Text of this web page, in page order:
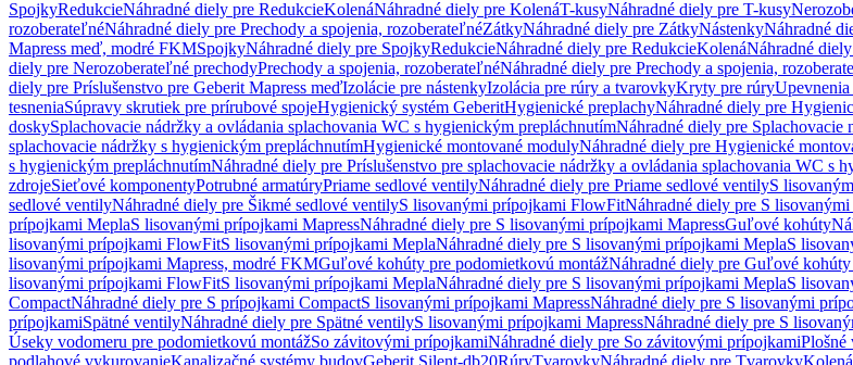
SpojkyRedukcieNáhradné diely pre RedukcieKolenáNáhradné diely pre KolenáT-kusyNáhradné diely pre T-kusy
rozoberateľnéNáhradné diely pre Prechody a spojenia, rozoberateľnéZátkyNáhradné diely pre ZátkyNástenkyNáhradné
Mapress meď, modré FKMSpojkyNáhradné diely pre SpojkyRedukcieNáhradné diely pre RedukcieKolenáNáhradné
diely pre Nerozoberateľné prechodyPrechody a spojenia, rozoberateľnéNáhradné diely pre Prechody a spojenia,
diely pre Príslušenstvo pre Geberit Mapress meďIzolácie pre nástenkyIzolácia pre rúry a tvarovkyKryty pre rúry
tesneniaSúpravy skrutiek pre prírubové spojeHygienický systém GeberitHygienické preplachyNáhradné diely pre
doskySplachovacie nádržky a ovládania splachovania WC s hygienickým prepláchnutímNáhradné diely pre
splachovacie nádržky s hygienickým prepláchnutímHygienické montované modulyNáhradné diely pre Hygienické
s hygienickým prepláchnutímNáhradné diely pre Príslušenstvo pre splachovacie nádržky a ovládania splachovania WC s
zdrojeSieťové komponentyPotrubné armatúryPriame sedlové ventilyNáhradné diely pre Priame sedlové ventilyS
sedlové ventilyNáhradné diely pre Šikmé sedlové ventilyS lisovanými prípojkami FlowFitNáhradné diely pre S
prípojkami MeplaS lisovanými prípojkami MapressNáhradné diely pre S lisovanými prípojkami MapressGuľové kohúty
lisovanými prípojkami FlowFitS lisovanými prípojkami MeplaNáhradné diely pre S lisovanými prípojkami MeplaS
lisovanými prípojkami Mapress, modré FKMGuľové kohúty pre podomietkovú montážNáhradné diely pre Guľové
lisovanými prípojkami FlowFitS lisovanými prípojkami MeplaNáhradné diely pre S lisovanými prípojkami MeplaS
CompactNáhradné diely pre S prípojkami CompactS lisovanými prípojkami MapressNáhradné diely pre S lisovanými
prípojkamiSpätné ventilyNáhradné diely pre Spätné ventilyS lisovanými prípojkami MapressNáhradné diely pre S
Úseky vodomeru pre podomietkovú montážSo závitovými prípojkamiNáhradné diely pre So závitovými prípojkamiPlošné
podlahové vykurovanieKanalizačné systémy budovGeberit Silent-db20RúryTvarovkyNáhradné diely pre TvarovkyKolená